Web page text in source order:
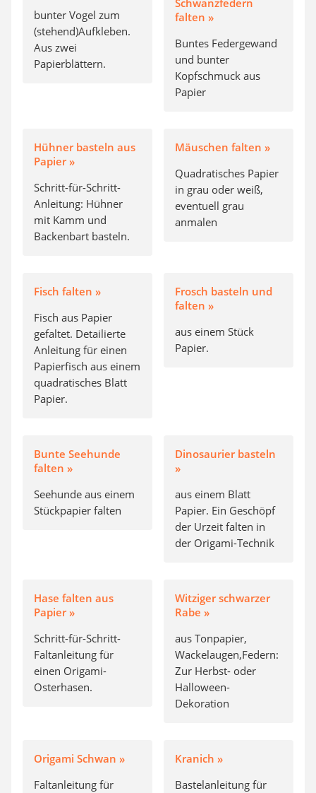
bunter Vogel zum
(stehend)Aufkleben.
Aus zwei
Papierblättern.
Schwanzfedern
falten »
Buntes Federgewand
und bunter
Kopfschmuck aus
Papier
Hühner basteln aus
Papier »
Schritt-für-Schritt-
Anleitung: Hühner
mit Kamm und
Backenbart basteln.
Mäuschen falten »
Quadratisches Papier
in grau oder weiß,
eventuell grau
anmalen
Fisch falten »
Fisch aus Papier
gefaltet. Detailierte
Anleitung für einen
Papierfisch aus einem
quadratisches Blatt
Papier.
Frosch basteln und
falten »
aus einem Stück
Papier.
Bunte Seehunde
falten »
Seehunde aus einem
Stückpapier falten
Dinosaurier basteln
»
aus einem Blatt
Papier. Ein Geschöpf
der Urzeit falten in
der Origami-Technik
Hase falten aus
Papier »
Schritt-für-Schritt-
Faltanleitung für
einen Origami-
Osterhasen.
Witziger schwarzer
Rabe »
aus Tonpapier,
Wackelaugen,Federn:
Zur Herbst- oder
Halloween-
Dekoration
Origami Schwan »
Faltanleitung für
Kranich »
Bastelanleitung für